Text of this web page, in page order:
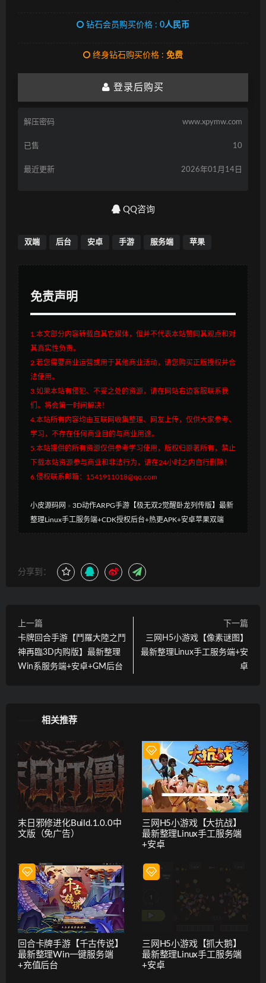
钻石会员购买价格 : 0人民币
终身钻石购买价格 : 免费
登录后购买
解压密码 www.xpymw.com
已售 10
最近更新 2026年01月14日
QQ咨询
双端 后台 安卓 手游 服务端 苹果
免责声明
1.本文部分内容转载自其它媒体，但并不代表本站赞同其观点和对
其真实性负责。
2.若您需要商业运营或用于其他商业活动，请您购买正版授权并合
法使用。
3.如果本站有侵犯、不妥之处的资源，请在网站右边客服联系我
们。将会第一时间解决！
4.本站所有内容均由互联网收集整理、网友上传，仅供大家参考、
学习，不存在任何商业目的与商业用途。
5.本站提供的所有资源仅供参考学习使用，版权归原著所有，禁止
下载本站资源参与商业和非法行为，请在24小时之内自行删除！
6.侵权联系邮箱：1541911018@qq.com
小皮源码网 » 3D动作ARPG手游【极无双2觉醒卧龙列传版】最新
整理Linux手工服务端+CDK授权后台+热更APK+安卓苹果双端
分享到：
上一篇
卡牌回合手游【鬥羅大陸之鬥
神再臨3D内购版】最新整理
Win系服务端+安卓+GM后台
下一篇
三网H5小游戏【像素谜图】
最新整理Linux手工服务端+安
卓
相关推荐
末日邪修进化Build.1.0.0中
文版（免广告）
三网H5小游戏【大抗战】
最新整理Linux手工服务端
+安卓
回合卡牌手游【千古传说】
最新整理Win一键服务端
+充值后台
三网H5小游戏【抓大鹅】
最新整理Linux手工服务端
+安卓